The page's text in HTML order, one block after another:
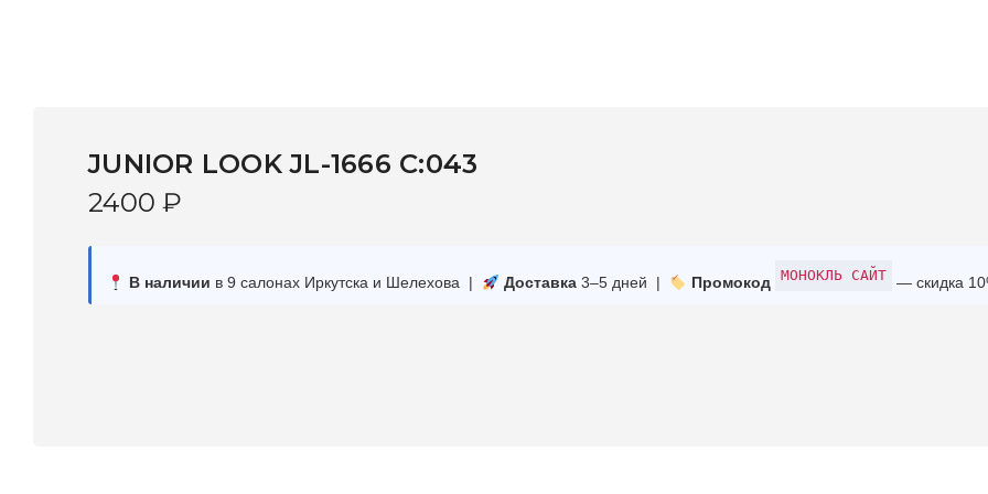
JUNIOR LOOK JL-1666 C:043
2400 ₽
В наличии в 9 салонах Иркутска и Шелехова | Доставка3–5 дней | Промокод МОНОКЛЬ САЙТ — скидка